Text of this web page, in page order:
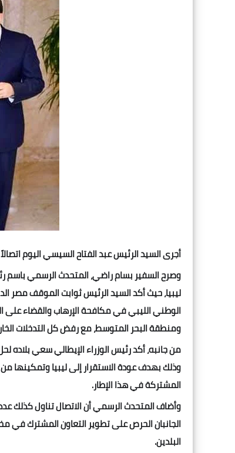
أجرى السيد الرئيس عبد الفتاح السيسي اليوم
وصرح السفير بسام راضي، المتحدث الرسمي باسم
ليبيا، حيث أكد السيد الرئيس ثوابت الموقف مصر
الوطني الليبي في مكافحة الإرهاب والقضاء على
ومنطقة البحر المتوسط، معرفض كل التدخلات
من جانبه، أكد رئيس الوزراء الإيطالي سعي بلاده
وذلك بهدف عودة الاستقرار إلى ليبيا
المشتركة في هذا الإطار.
وأضاف المتحدث الرسمي أن الاتصال تناول كذلك
الجانبان الحرص على تطوير التعاون المشترك في
البلدين.